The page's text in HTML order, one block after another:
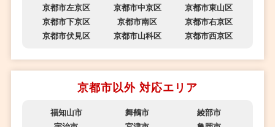
京都市左京区
京都市中京区
京都市東山区
京都市下京区
京都市南区
京都市右京区
京都市伏見区
京都市山科区 京都市西京区
京都市以外 対応エリア
福知山市 舞鶴市
綾部市